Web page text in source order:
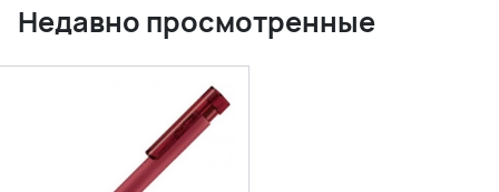
Недавно просмотренные